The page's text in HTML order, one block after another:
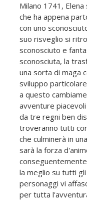
Milano 1741,
che ha appena
con uno
suo risveglio si
sconosciuto e
sconosciuta, la
una sorta di maga
sviluppo
a questo
avventure
da tre regni ben
troveranno tutti
che culminerà in
sarà la forza
la meglio su tutti
personaggi vi
per tutta